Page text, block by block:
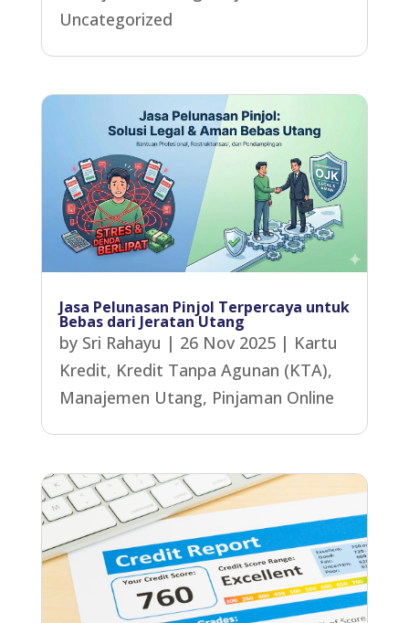
Uncategorized
Jasa Pelunasan Pinjol Terpercaya untuk
Bebas dari Jeratan Utang
by Sri Rahayu | 26 Nov 2025| Kartu
Kredit, Kredit Tanpa Agunan (KTA),
Manajemen Utang, Pinjaman Online